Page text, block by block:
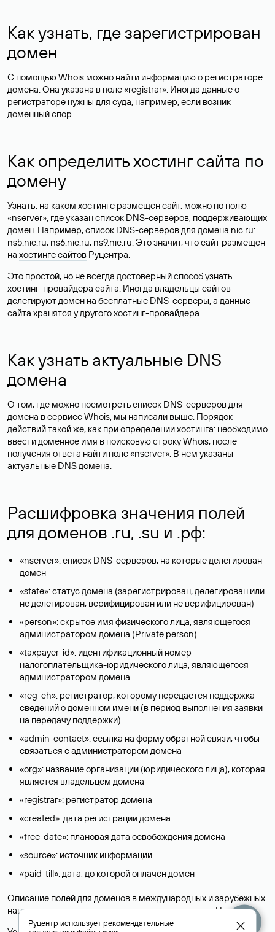
Как узнать, где зарегистрирован
домен
С помощью Whois можно найти информацию о регистраторе
домена. Она указана в поле «registrar». Иногда данные о
регистраторе нужны для суда, например, если возник
доменный спор.
Как определить хостинг сайта по
домену
Узнать, на каком хостинге размещен сайт, можно по полю
«nserver», где указан список DNS-серверов, поддерживающих
домен. Например, список DNS-серверов для домена nic.ru:
ns5.nic.ru, ns6.nic.ru, ns9.nic.ru. Это значит, что сайт размещен
на хостинге сайтов Руцентра.
Это простой, но не всегда достоверный способ узнать
хостинг-провайдера сайта. Иногда владельцы сайтов
делегируют домен на бесплатные DNS-серверы, а данные
сайта хранятся у другого хостинг-провайдера.
Как узнать актуальные DNS
домена
О том, где можно посмотреть список DNS-серверов для
домена в сервисе Whois, мы написали выше. Порядок
действий такой же, как при определении хостинга: необходимо
ввести доменное имя в поисковую строку Whois, после
получения ответа найти поле «nserver». В нем указаны
актуальные DNS домена.
Расшифровка значения полей
для доменов .ru, .su и .рф:
«nserver»: список DNS-серверов, на которые делегирован
домен
«state»: статус домена (зарегистрирован, делегирован или
не делегирован, верифицирован или не верифицирован)
«person»: скрытое имя физического лица, являющегося
администратором домена (Privatе person)
«taxpayer-id»: идентификационный номер
налогоплательщика-юридического лица, являющегося
администратором домена
«reg-ch»: регистратор, которому передается поддержка
сведений о доменном имени (в период выполнения заявки
на передачу поддержки)
«admin-contact»: ссылка на форму обратной связи, чтобы
связаться с администратором домена
«org»: название организации (юридического лица), которая
является владельцем домена
«registrar»: регистратор домена
«created»: дата регистрации домена
«free-date»: плановая дата освобождения домена
«source»: источник информации
«paid-till»: дата, до которой оплачен домен
Описание полей для доменов в международных и зарубежных
национальных доменах представлены в разделе «Помощь».
Руцентр используетрекомендательные